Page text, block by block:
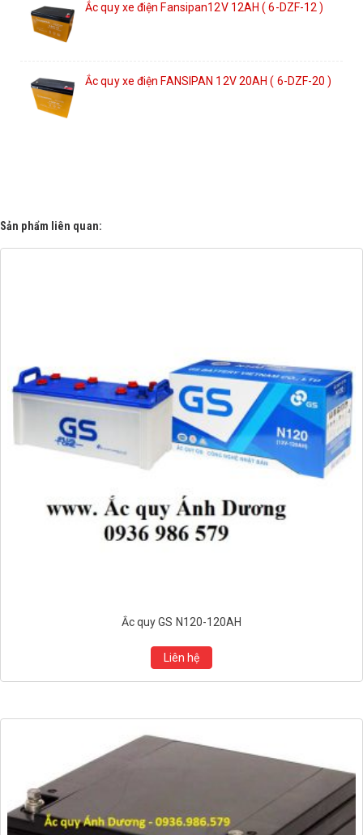
Ắc quy xe điện Fansipan12V 12AH ( 6-DZF-12 )
Ắc quy xe điện FANSIPAN 12V 20AH ( 6-DZF-20 )
Sản phẩm liên quan:
Ắc quy GS N120-120AH
Liên hệ